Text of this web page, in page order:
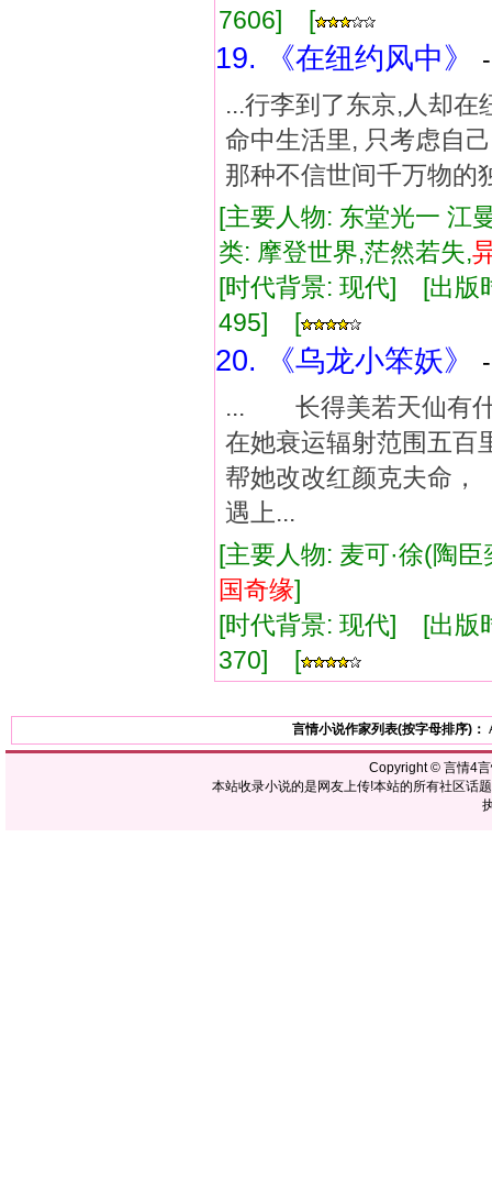
7606] [
19. 《在纽约风中》
...行李到了东京,人却
命中生活里, 只考虑自
那种不信世间千万物的
[主要人物: 东堂光一
类: 摩登世界,茫然若失,
[时代背景: 现代] [出
495] [
20. 《乌龙小笨妖》
... 长得美若天仙有
在她衰运辐射范围五
帮她改改红颜克夫
遇上...
[主要人物: 麦可·徐(陶
国奇缘]
[时代背景: 现代] [出
370] [
言情小说作家列表(按字母排序)：
Copyright © 言情4
本站收录小说的是网友上传!本站的所有社区话